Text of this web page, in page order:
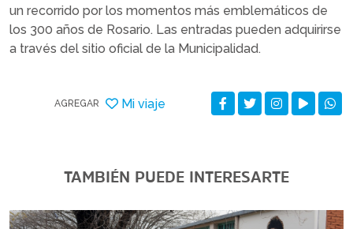
un recorrido por los momentos más emblemáticos de
los 300 años de Rosario. Las entradas pueden adquirirse
a través del sitio oficial de la Municipalidad.
AGREGAR Mi viaje
TAMBIÉN PUEDE INTERESARTE